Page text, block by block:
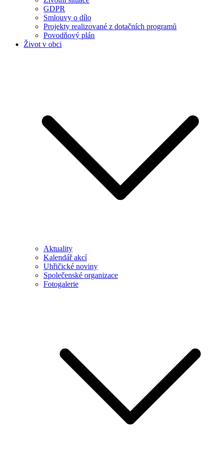
GDPR
Smlouvy o dílo
Projekty realizované z dotačních programů
Povodňový plán
Život v obci
Aktuality
Kalendář akcí
Uhřičické noviny
Společenské organizace
Fotogalerie